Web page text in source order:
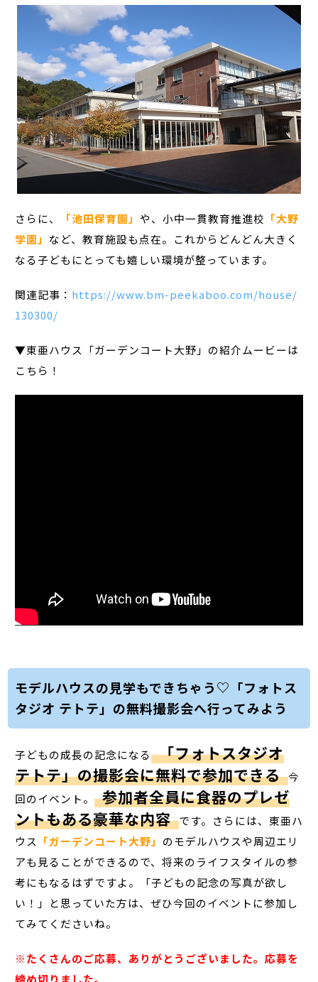
さらに、 「池田保育園」や、小中一貫教育推進校 「大野
学園」 など、教育施設も点在。これからどんどん大きく
なる子どもにとっても嬉しい環境が整っています。
関連記事： https://www.bm-peekaboo.com/house/
130300/
▼東亜ハウス「ガーデンコート大野」の紹介ムービーは
こちら！
モデルハウスの見学もできちゃう♡「フォトス
タジオ テトテ」の無料撮影会へ行ってみよう
子どもの成長の記念になる 「フォトスタジオ
テトテ」の撮影会に無料で参加できる 今
回のイベント。 参加者全員に食器のプレゼ
ントもある豪華な内容 です。さらには、東亜ハ
ウス 「ガーデンコート大野」 のモデルハウスや周辺エリ
アも見ることができるので、将来のライフスタイルの参
考にもなるはずですよ。「子どもの記念の写真が欲し
い！」と思っていた方は、ぜひ今回のイベントに参加し
てみてくださいね。
※たくさんのご応募、ありがとうございました。応募を
締め切りました。